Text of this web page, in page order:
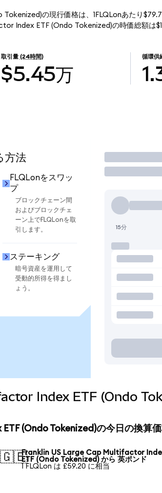
の現行価格は、1FLQLonあたり
Index ETF (Ondo Tokenized)の時価総額は
取引量 (24時間)
$5.45万
循環供
法
FLQLonをスワッ
プ
ブロックチェーン間
およびブロックチェ
ーン上でFLQLonを取
引します。
ステーキング
暗号資産を運用して
受動的所得を得まし
ょう。
取引
15分
Index ETF (Ondo
(Ondo Tokenized)の今日の換算
🇬🇧Franklin US Large Cap Multifactor
ETF (Ondo Tokenized) から 英ポンド
1 FLQLon は £59.20 に相当